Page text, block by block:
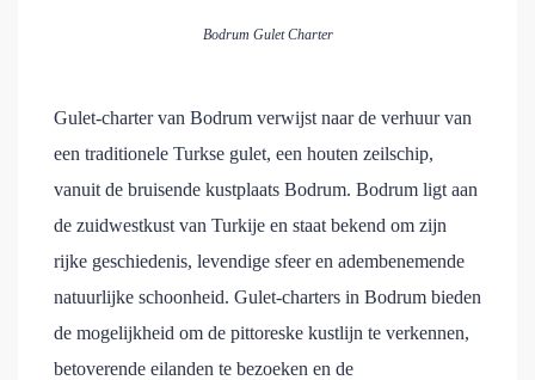
Bodrum Gulet Charter
Gulet-charter van Bodrum verwijst naar de verhuur van
een traditionele Turkse gulet, een houten zeilschip,
vanuit de bruisende kustplaats Bodrum. Bodrum ligt aan
de zuidwestkust van Turkije en staat bekend om zijn
rijke geschiedenis, levendige sfeer en adembenemende
natuurlijke schoonheid. Gulet-charters in Bodrum bieden
de mogelijkheid om de pittoreske kustlijn te verkennen,
betoverende eilanden te bezoeken en de